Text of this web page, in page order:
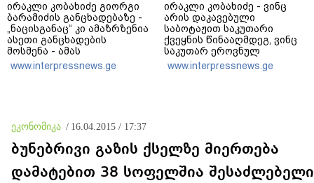
ირაკლი კობახიძე გიორგი
ბარამიძის განცხადებაზე -
„ნაცისგანაც“ კი ამაზრზენია
ასეთი განცხადების
მოსმენა - ამას
აუცილებლად სჭირდება
საზოგადოების სათანადო
www.interpressnews.ge
ირაკლი კობახიძე - ვინც
არის დაკავებული
საბოტაჟით საკუთარი
ქვეყნის წინააღმდეგ, ვინც
საკუთარ ეროვნულ
ინტერესებს
უპირისპირდება, ყველამ
www.interpressnews.ge
ეკონომიკა / 16.04.2015 / 17:37
ბუნებრივი გაზის ქსელზე მიერთება
დამატებით 38 სოფელშია შესაძლებელი